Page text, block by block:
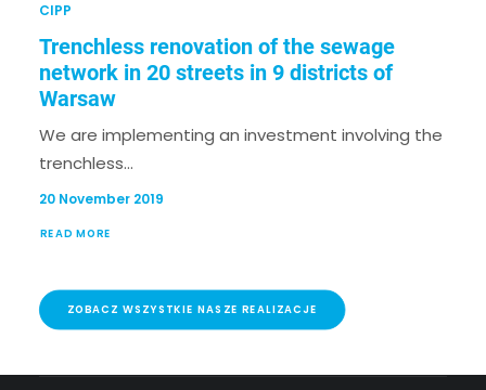
CIPP
Trenchless renovation of the sewage
network in 20 streets in 9 districts of
Warsaw
We are implementing an investment involving the
trenchless…
20 November 2019
READ MORE
ZOBACZ WSZYSTKIE NASZE REALIZACJE